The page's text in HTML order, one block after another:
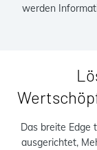
werden
Das breite Edge
ausgerichtet,